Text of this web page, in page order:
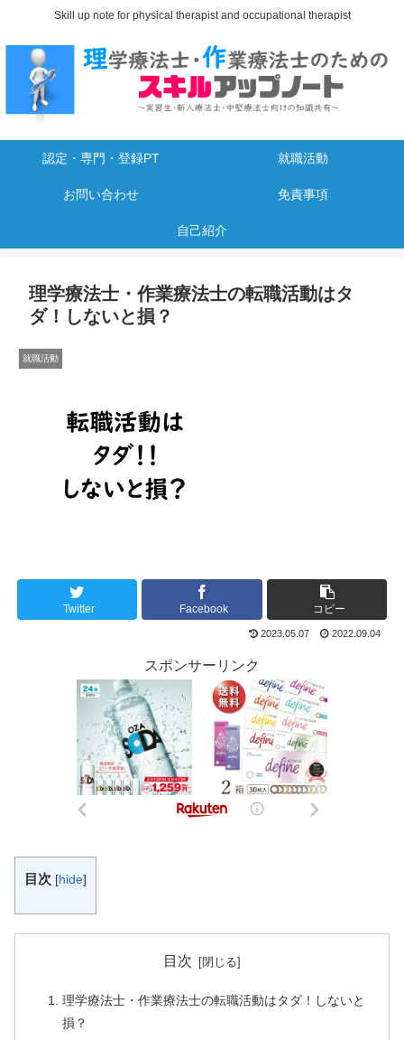
Skill up note for physical therapist and occupational therapist
認定・専門・登録PT 就職活動
お問い合わせ 免責事項
自己紹介
理学療法士・作業療法士の転職活動はタ
ダ！しないと損？
就職活動
Twitter Facebook コピー
2023.05.07 2022.09.04
スポンサーリンク
目次 [hide]
目次
理学療法士・作業療法士の転職活動はタダ！しないと
損？